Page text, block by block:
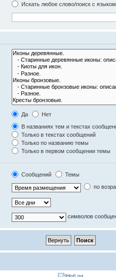
Искать любое слово/поиск с
Да
Нет
В названиях тем и текстах
Только в текстах сообщений
Только по названию темы
Только в первом сообщении темы
Сообщений
Темы
по
символов